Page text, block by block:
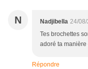
N Nadjibella 24/
Tes brochettes
adoré ta manière
Répondre